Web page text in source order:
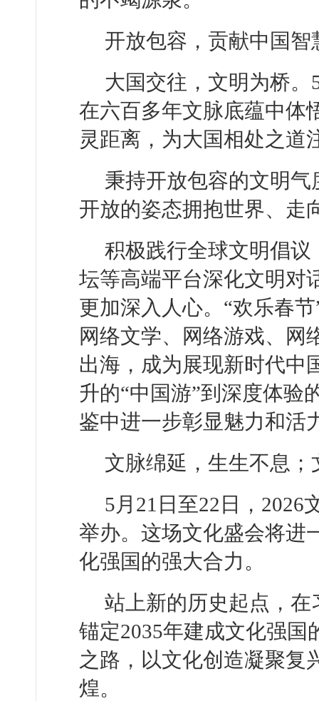
开放包容，贡献中国智
大国交往，文明为桥
在六百多年文脉底蕴中体
灵距离，为大国相处之道
秉持开放包容的文明
开放的姿态拥抱世界、走
积极践行全球文明倡
坛等高端平台深化文明对
更加深入人心。“欢乐春
网络文学、网络游戏、网
出海，成为展现新时代中
升的“中国游”到深度体验
鉴中进一步彰显魅力和活
文脉绵延，生生不息
5月21日至22日，2026
举办。这场文化盛会将进
化强国的强大合力。
站上新的历史起点，
锚定2035年建成文化强
之路，以文化创造凝聚复
煌。